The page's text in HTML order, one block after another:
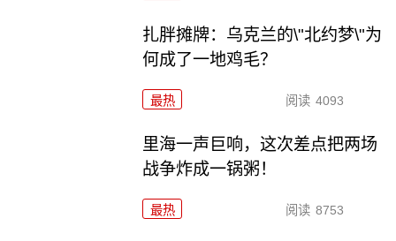
扎胖摊牌：乌克兰的\"北约梦\"为
何成了一地鸡毛？
最热 阅读 4093
里海一声巨响，这次差点把两场
战争炸成一锅粥！
最热 阅读 8753